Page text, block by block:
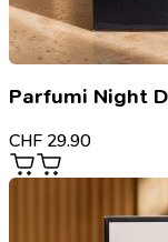
Parfumi Night
CHF 29.90